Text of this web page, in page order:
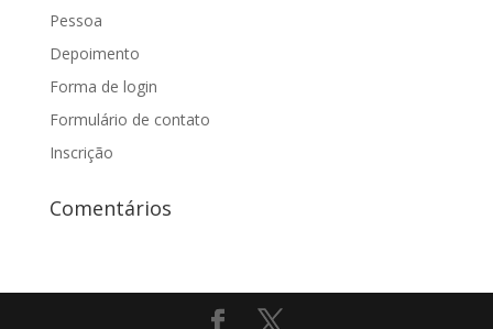
Pessoa
Depoimento
Forma de login
Formulário de contato
Inscrição
Comentários